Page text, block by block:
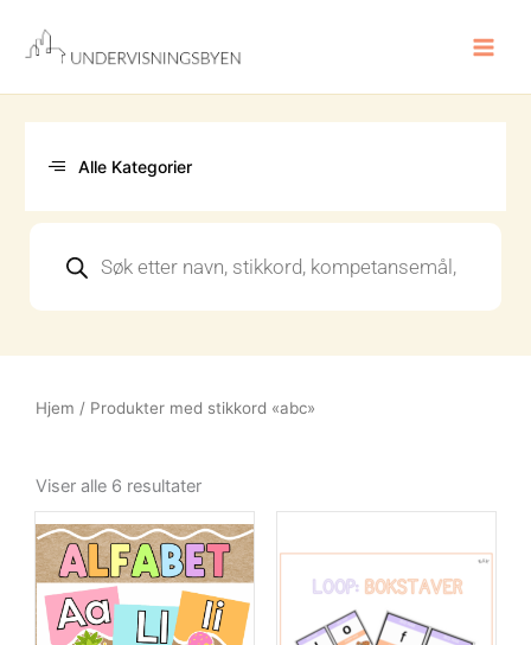
innholdet
Alle Kategorier
search
Hjem / Produkter med stikkord «abc»
Viser alle 6 resultateretter